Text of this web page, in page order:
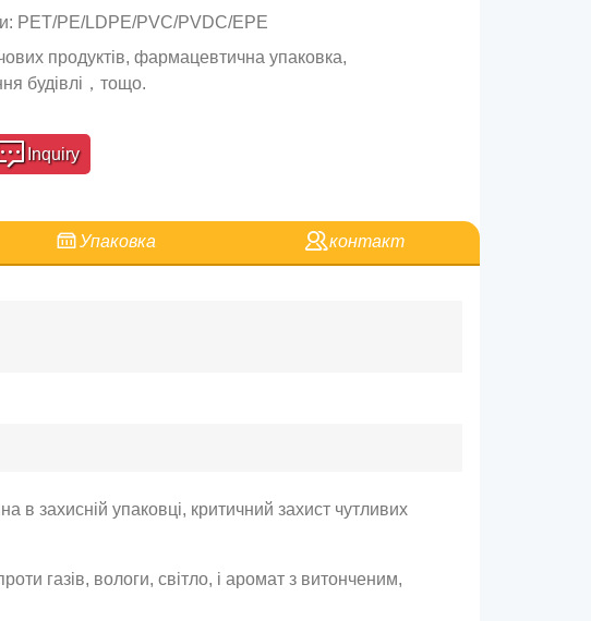
PET/PE/LDPE/PVC/PVDC/EPE
продуктів, фармацевтична упаковка,
будівлі，тощо.
Inquiry
Упаковка контакт
захисній упаковці, критичний захист чутливих
газів, вологи, світло, і аромат з витонченим,